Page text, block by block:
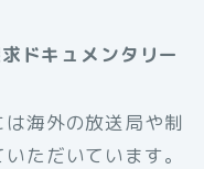
ドキュメンタリー
は海外の放送局や制
ただいています。